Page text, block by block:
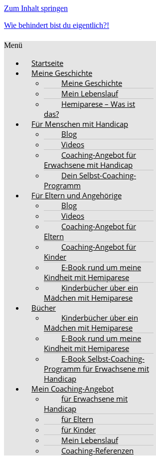
Zum Inhalt springen
Wie behindert bist du eigentlich?!
Menü
Startseite
Meine Geschichte
Meine Geschichte
Mein Lebenslauf
Hemiparese – Was ist
das?
Für Menschen mit Handicap
Blog
Videos
Coaching-Angebot für
Erwachsene mit Handicap
Dein Selbst-Coaching-
Programm
Für Eltern und Angehörige
Blog
Videos
Coaching-Angebot für
Eltern
Coaching-Angebot für
Kinder
E-Book rund um meine
Kindheit mit Hemiparese
Kinderbücher über ein
Mädchen mit Hemiparese
Bücher
Kinderbücher über ein
Mädchen mit Hemiparese
E-Book rund um meine
Kindheit mit Hemiparese
E-Book Selbst-Coaching-
Programm für Erwachsene mit
Handicap
Mein Coaching-Angebot
für Erwachsene mit
Handicap
für Eltern
für Kinder
Mein Lebenslauf
Coaching-Referenzen